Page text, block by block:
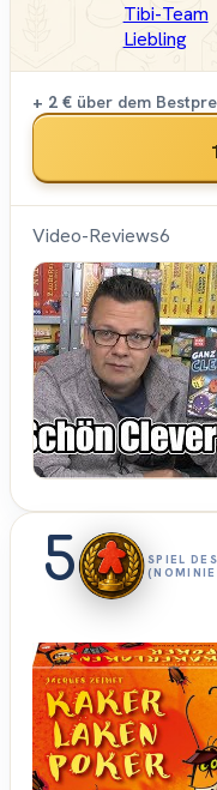
Tibi-Team
Liebling
+ 2 € über dem
Video-Reviews6
5
SPIEL